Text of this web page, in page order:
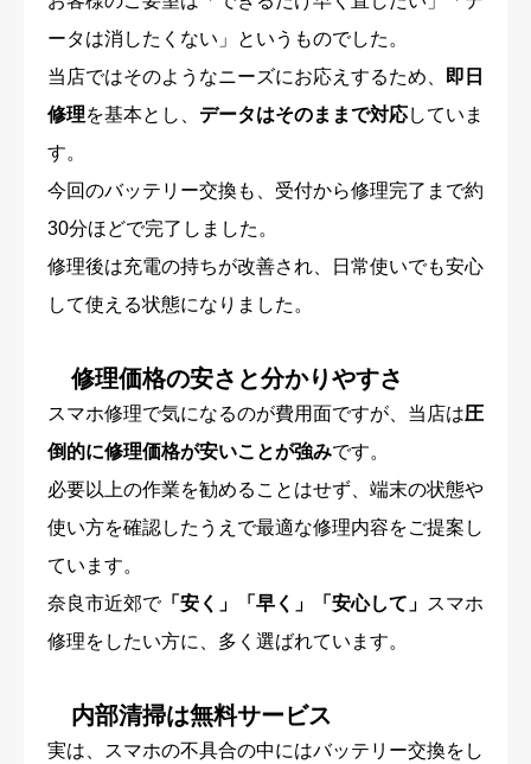
ータは消したくない」というものでした。
当店ではそのようなニーズにお応えするため、
即日
修理を基本とし、 データはそのままで対応していま
す。
今回のバッテリー交換も、受付から修理完了まで約
30分ほどで完了しました。
修理後は充電の持ちが改善され、日常使いでも安心
して使える状態になりました。
修理価格の安さと分かりやすさ
スマホ修理で気になるのが費用面ですが、当店は圧
倒的に修理価格が安いことが強みです。
必要以上の作業を勧めることはせず、端末の状態や
使い方を確認したうえで最適な修理内容をご提案し
ています。
奈良市近郊で「安く」「早く」「安心して」 スマホ
修理をしたい方に、多く選ばれています。
内部清掃は無料サービス
実は、スマホの不具合の中にはバッテリー交換をし